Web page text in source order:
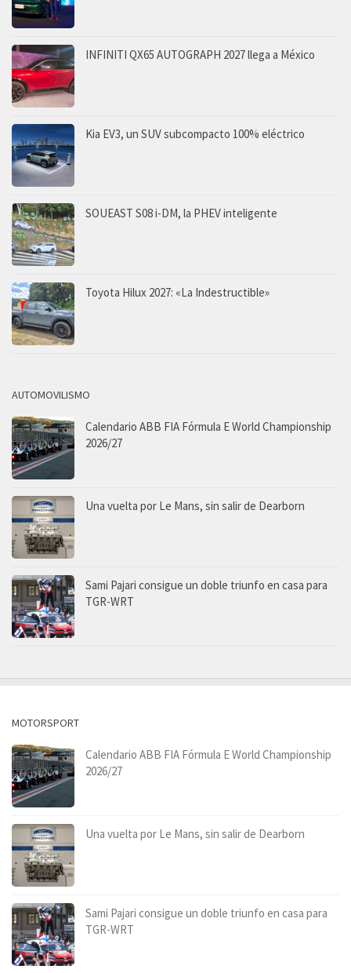
INFINITI QX65 AUTOGRAPH 2027 llega a México
Kia EV3, un SUV subcompacto 100% eléctrico
SOUEAST S08 i-DM, la PHEV inteligente
Toyota Hilux 2027: «La Indestructible»
AUTOMOVILISMO
Calendario ABB FIA Fórmula E World Championship
2026/27
Una vuelta por Le Mans, sin salir de Dearborn
Sami Pajari consigue un doble triunfo en casa para
TGR-WRT
MOTORSPORT
Calendario ABB FIA Fórmula E World Championship
2026/27
Una vuelta por Le Mans, sin salir de Dearborn
Sami Pajari consigue un doble triunfo en casa para
TGR-WRT